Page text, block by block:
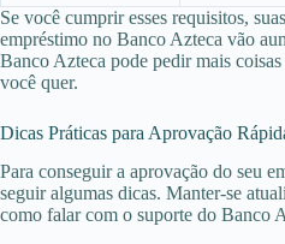
Se você cumprir esses requisitos,
empréstimo no Banco Azteca vão
Banco Azteca pode pedir mais
você quer.
Dicas Práticas para Aprovação
Para conseguir a aprovação do seu
seguir algumas dicas. Manter-se
como falar com o suporte do Banco